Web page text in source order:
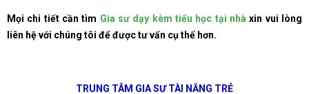
Mọi chi tiết cần tìm Gia sư dạy kèm tiểu học tại nhà xin vui lòng
liên hệ với chúng tôi để được tư vấn cụ thể hơn.
TRUNG TÂM GIA SƯ TÀI NĂNG TRẺ